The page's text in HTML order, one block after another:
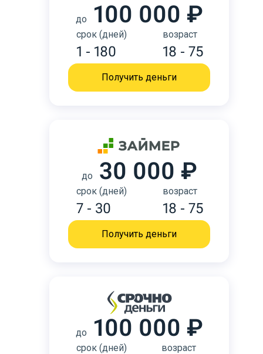
до 100 000 ₽
срок (дней)
1 - 180
возраст
18 - 75
Получить деньги
до 30 000 ₽
срок (дней)
7 - 30
возраст
18 - 75
Получить деньги
до 100 000 ₽
срок (дней) возраст